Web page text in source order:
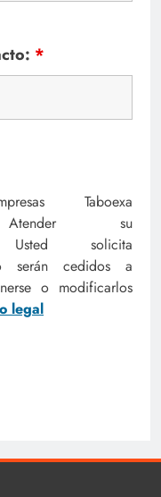
*
Taboexa
Atender su
Usted solicita
serán cedidos a
o modificarlos
legal